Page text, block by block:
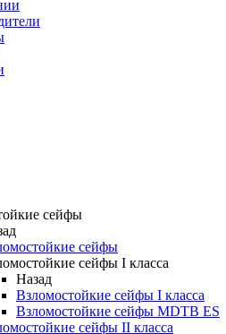
сейфы
сейфы
сейфы I класса
Назад
Взломостойкие сейфы I класса
Взломостойкие сейфы MDTB ES
сейфы II класса